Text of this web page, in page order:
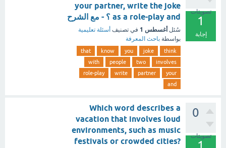
تصويتات
1
إجابة
your partner, write the joke
as a role-play and ؟ - مع الشرح
سُئل أغسطس 1 في تصنيف أسئلة تعليمية
بواسطة باحث المعرفة
think
joke
you
know
that
involves
two
people
with
your
partner
write
role-play
and
0
تصويتات
1
Which word describes a
vacation that involves loud
environments, such as music
festivals or crowded cities?